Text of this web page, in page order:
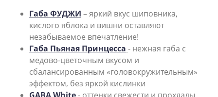
Габа ФУДЖИ – яркий вкус шиповника,
кислого яблока и вишни оставляют
незабываемое впечатление!
Габа Пьяная Принцесса - нежная габа с
медово-цветочным вкусом и
сбалансированным «головокружительным»
эффектом, без яркой кислинки